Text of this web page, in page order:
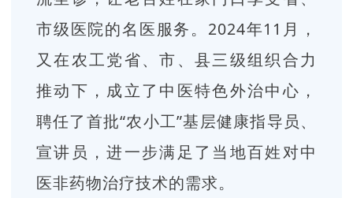
市级医院的名医服务。2024年11月，
又在农工党省、市、县三级组织合力
推动下，成立了中医特色外治中心，
聘任了首批“农小工”基层健康指导员、
宣讲员，进一步满足了当地百姓对中
医非药物治疗技术的需求。